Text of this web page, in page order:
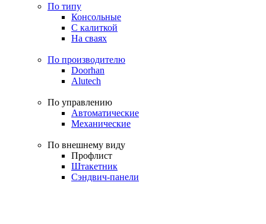
По типу
Консольные
С калиткой
На сваях
По производителю
Doorhan
Alutech
По управлению
Автоматические
Механические
По внешнему виду
Профлист
Штакетник
Сэндвич-панели